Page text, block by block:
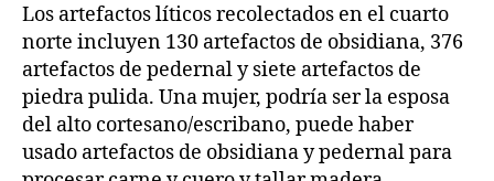
Los artefactos líticos recolectados en el cuarto
norte incluyen 130 artefactos de obsidiana, 376
artefactos de pedernal y siete artefactos de
piedra pulida. Una mujer, podría ser la esposa
del alto cortesano/escribano, puede haber
usado artefactos de obsidiana y pedernal para